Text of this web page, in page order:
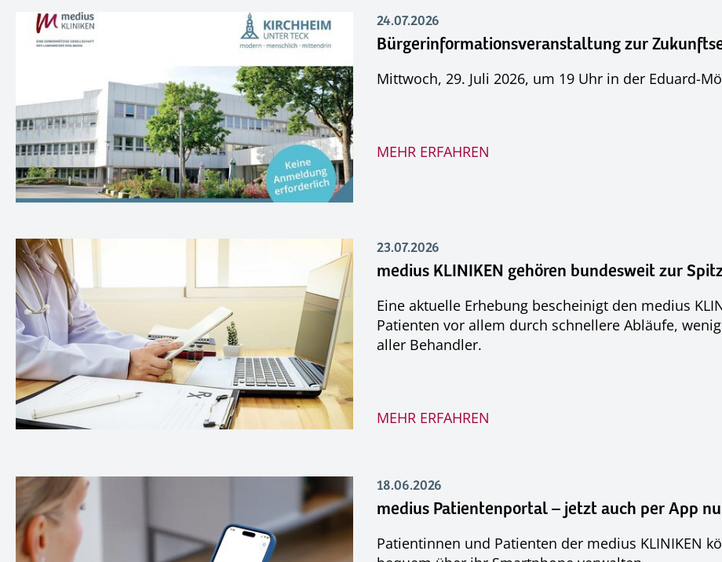
24.07.2026
Bürgerinformationsveranstaltung zur
Mittwoch, 29. Juli 2026, um 19 Uhr in der Eduard-
MEHR ERFAHREN
23.07.2026
medius KLINIKEN gehören bundesweit zur
Eine aktuelle Erhebung bescheinigt den medius
Patienten vor allem durch schnellere Abläufe,
aller Behandler.
MEHR ERFAHREN
18.06.2026
medius Patientenportal – jetzt auch per App
Patientinnen und Patienten der medius KLINIKEN